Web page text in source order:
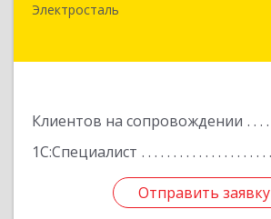
Электросталь
Клиентов на сопровождении
1С:Специалист
Отправить заявку
Отправить заявку